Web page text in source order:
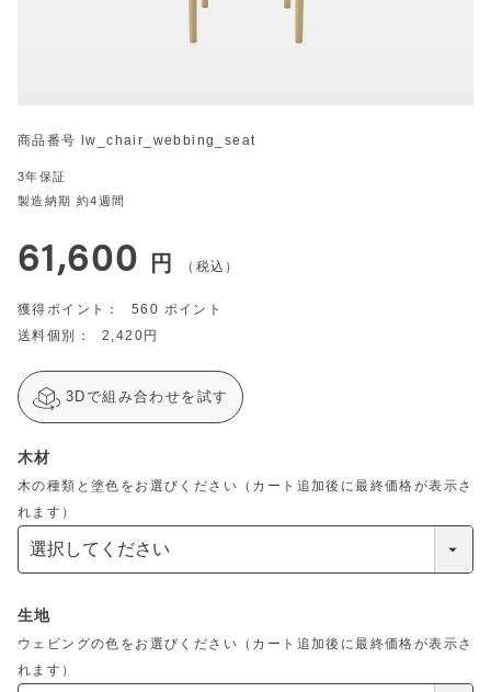
商品番号 lw_chair_webbing_seat
3年保証
製造納期 約4週間
61,600 税込
560
2,420
3Dで組み合わせを試す
木材
木の種類と塗色をお選びください（カート追加後に最終価格が表示さ
れます）
生地
ウェビングの色をお選びください（カート追加後に最終価格が表示さ
れます）